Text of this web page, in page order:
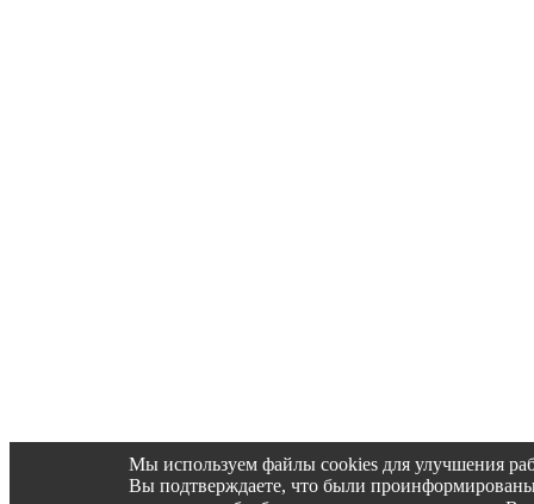
Мы используем файлы cookies для улучшения
Вы подтверждаете, что были